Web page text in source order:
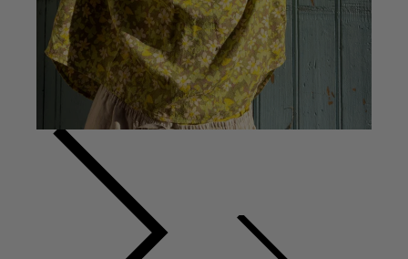
Coton biologique
Maillots de bain et vêtements de plage
Vêtements de fête